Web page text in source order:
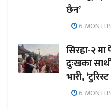
छैन’
6
सिरहा-२
दुःखका
भारी,
6